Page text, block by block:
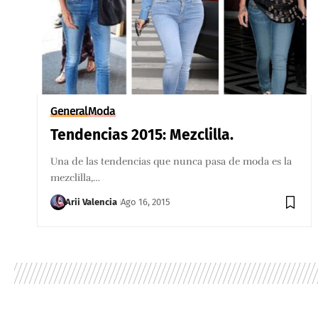
GeneralModa
Tendencias 2015: Mezclilla.
Una de las tendencias que nunca pasa de moda es la
mezclilla,…
Arii Valencia Ago 16, 2015